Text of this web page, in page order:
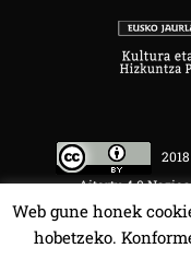
Aitortu 4.0
Web gune honek
hobetzeko.